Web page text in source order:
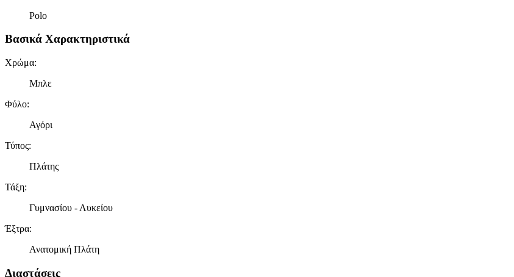
Polo
Βασικά Χαρακτηριστικά
Χρώμα:
Μπλε
Φύλο:
Αγόρι
Τύπος:
Πλάτης
Τάξη:
Γυμνασίου - Λυκείου
Έξτρα:
Ανατομική Πλάτη
Διαστάσεις